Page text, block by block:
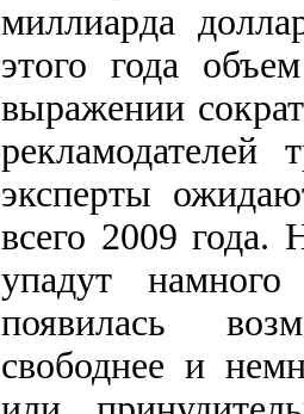
миллиарда
этого года
выражении
рекламодателей
эксперты
всего 2009
упадут
появилась
свободнее и